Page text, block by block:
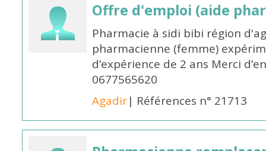
Offre d'emploi (aide
Pharmacie à sidi bibi région
pharmacienne (femme)
d’expérience de 2 ans Merci
0677565620
Agadir| Références n° 21713